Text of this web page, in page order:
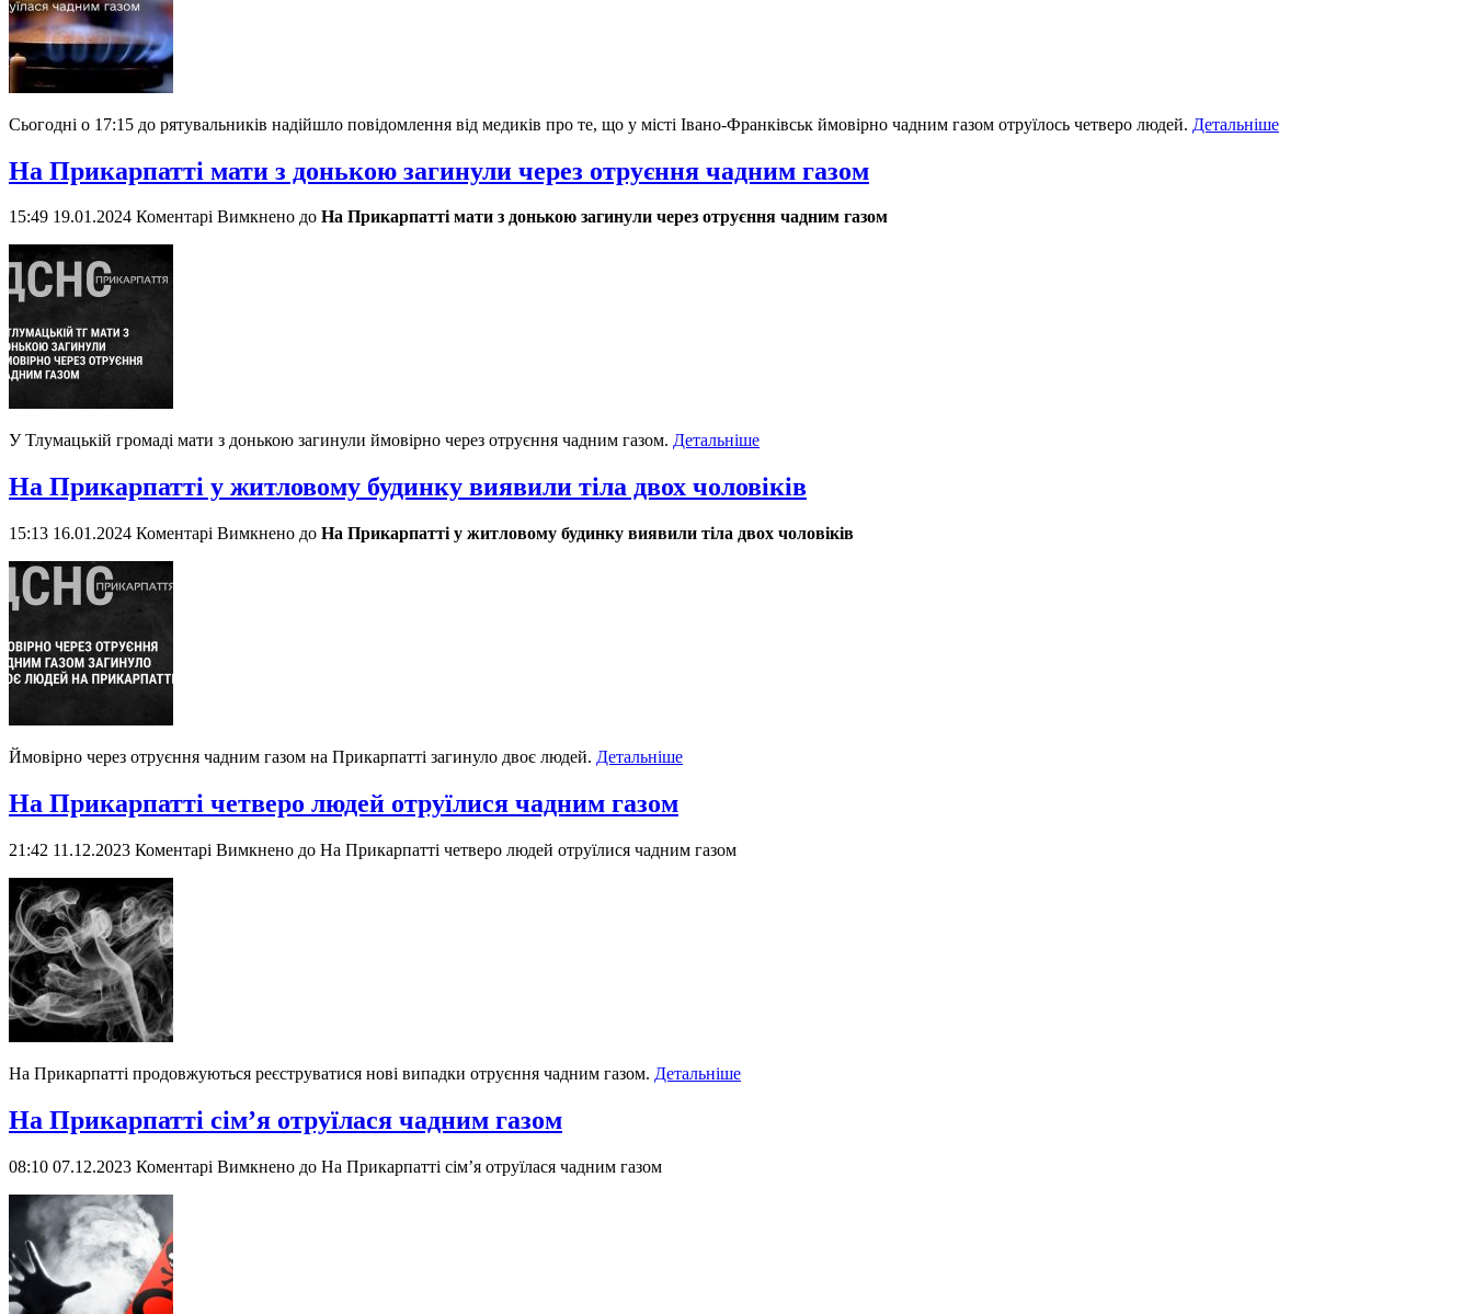
Сьогодні о 17:15 до рятувальників надійшло повідомлення від медиків про те, що у місті Івано-Франківськ ймовірно чадним газом отруїлось четверо людей. Детальніше
На Прикарпатті мати з донькою загинули через отруєння чадним газом
15:49 19.01.2024 Коментарі Вимкнено до На Прикарпатті мати з донькою загинули через отруєння чадним газом
У Тлумацькій громаді мати з донькою загинули ймовірно через отруєння чадним газом. Детальніше
На Прикарпатті у житловому будинку виявили тіла двох чоловіків
15:13 16.01.2024 Коментарі Вимкнено до На Прикарпатті у житловому будинку виявили тіла двох чоловіків
Ймовірно через отруєння чадним газом на Прикарпатті загинуло двоє людей. Детальніше
На Прикарпатті четверо людей отруїлися чадним газом
21:42 11.12.2023 Коментарі Вимкнено до На Прикарпатті четверо людей отруїлися чадним газом
На Прикарпатті продовжуються реєструватися нові випадки отруєння чадним газом. Детальніше
На Прикарпатті сім’я отруїлася чадним газом
08:10 07.12.2023 Коментарі Вимкнено до На Прикарпатті сім’я отруїлася чадним газом